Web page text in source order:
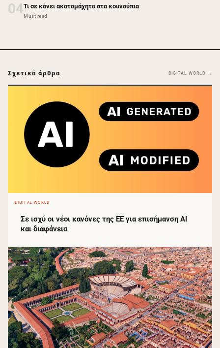
04Τι σε κάνει ακαταμάχητο στα κουνούπια
Must read
Σχετικά άρθρα DIGITAL WORLD →
DIGITAL WORLD
Σε ισχύ οι νέοι κανόνες της ΕΕ για επισήμανση AI
και διαφάνεια